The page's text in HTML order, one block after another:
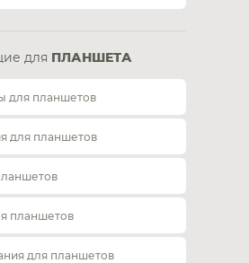
для ПЛАНШЕТА
для планшетов
для планшетов
планшетов
для планшетов